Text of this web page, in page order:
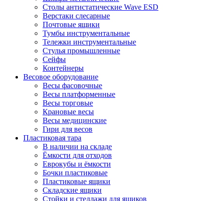
Столы антистатические Wave ESD
Верстаки слесарные
Почтовые ящики
Тумбы инструментальные
Тележки инструментальные
Стулья промышленные
Сейфы
Контейнеры
Весовое оборудование
Весы фасовочные
Весы платформенные
Весы торговые
Крановые весы
Весы медицинские
Гири для весов
Пластиковая тара
В наличии на складе
Ёмкости для отходов
Еврокубы и ёмкости
Бочки пластиковые
Пластиковые ящики
Складские ящики
Стойки и стеллажи для ящиков